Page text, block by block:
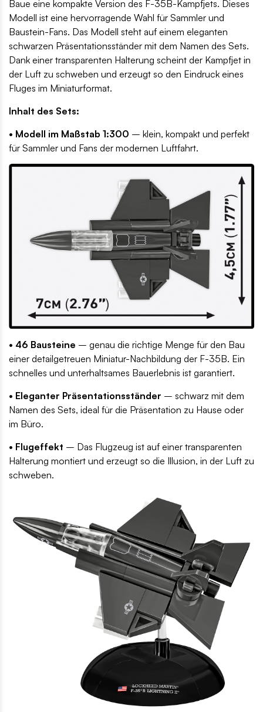
Baue eine kompakte Version des F-35B-Kampfjets. Dieses
Modell ist eine hervorragende Wahl für Sammler und
Baustein-Fans. Das Modell steht auf einem eleganten
schwarzen Präsentationsständer mit dem Namen des Sets.
Dank einer transparenten Halterung scheint der Kampfjet in
der Luft zu schweben und erzeugt so den Eindruck eines
Fluges im Miniaturformat.
Inhalt des Sets:
• Modell im Maßstab 1:300 – klein, kompakt und perfekt
für Sammler und Fans der modernen Luftfahrt.
• 46 Bausteine – genau die richtige Menge für den Bau
einer detailgetreuen Miniatur-Nachbildung der F-35B. Ein
schnelles und unterhaltsames Bauerlebnis ist garantiert.
• Eleganter Präsentationsständer – schwarz mit dem
Namen des Sets, ideal für die Präsentation zu Hause oder
im Büro.
• Flugeffekt – Das Flugzeug ist auf einer transparenten
Halterung montiert und erzeugt so die Illusion, in der Luft zu
schweben.